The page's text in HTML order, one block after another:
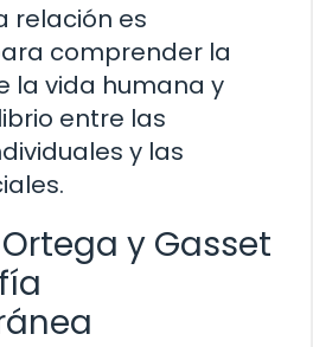
relación es
comprender la
la vida humana y
entre las
y las
y Gasset